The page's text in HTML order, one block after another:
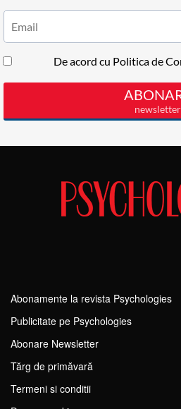
Abonamente la revista Psychologies
Publicitate pe Psychologies
Abonare Newsletter
Tărg de primăvară
Termeni si conditii